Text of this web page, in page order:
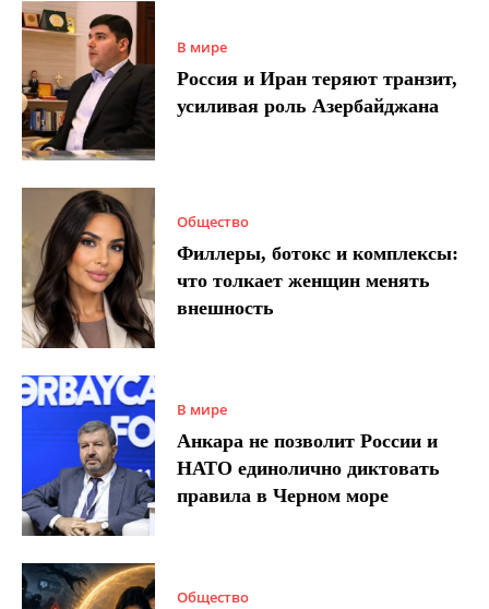
В мире
Россия и Иран теряют транзит,
усиливая роль Азербайджана
Общество
Филлеры, ботокс и комплексы:
что толкает женщин менять
внешность
В мире
Анкара не позволит России и
НАТО единолично диктовать
правила в Черном море
Общество